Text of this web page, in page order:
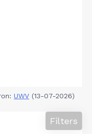
UWV (13-07-2026)
Filters